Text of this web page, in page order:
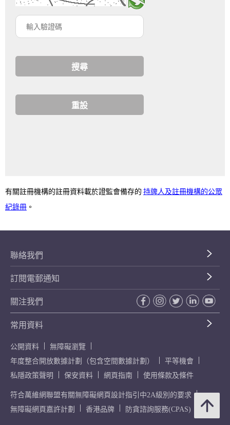
輸
碼
有關註冊機構的註冊資料載於證監會備存的 持牌人及註冊機構的公眾
紀錄冊 。
聯絡我們
訂閱電郵通知
關注我們
常用資料
公開資料
無障礙瀏覽
年度整合開放數據計劃（包含空間數據計劃）
平等機會
私隱政策聲明
保安資料 網頁指南 使用條款及條件
符合萬維網聯盟有關無障礙網頁設計指引中2A級別的要求
無障礙網頁嘉許計劃
香港品牌 防貪諮詢服務(CPAS)